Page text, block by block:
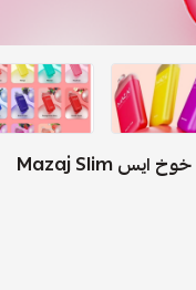
سحبة سيجارة مزاج سليم 5500 موشة خوخ ايس Mazaj Slim